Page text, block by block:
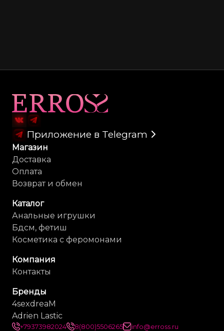
Приложение в Telegram
Магазин
Доставка
Оплата
Возврат и обмен
Каталог
Анальные игрушки
Бдсм, фетиш
Косметика с феромонами
Компания
Контакты
Бренды
4sexdreaM
Adrien Lastic
+79373982024 8(800)5506265 info@erross.ru
Карта сайта